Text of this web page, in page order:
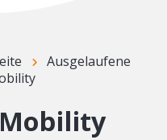
Ausgelaufene